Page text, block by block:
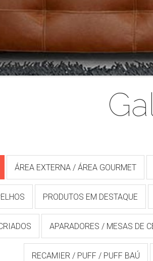
ÁREA EXTERNA / ÁREA GOURMET
PRODUTOS EM DESTAQUE
APARADORES / MESAS DE
RECAMIER / PUFF / PUFF BAÚ